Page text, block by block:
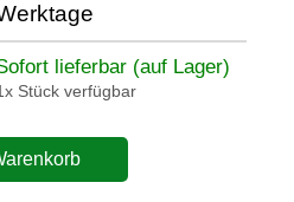
lieferbar (auf Lager)
Stück verfügbar